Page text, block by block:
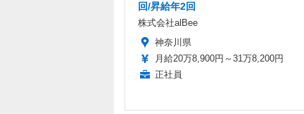
回/昇給年2回
株式会社alBee
神奈川県
月給20万8,900円～31万8,200円
正社員